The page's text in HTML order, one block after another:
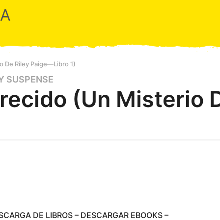
De Riley Paige—Libro 1)
SUSPENSE
(Un Misterio
DE LIBROS – DESCARGAR EBOOKS –